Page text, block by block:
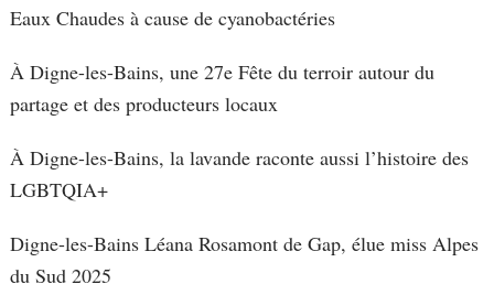
Eaux Chaudes à cause de cyanobactéries
À Digne-les-Bains, une 27e Fête du terroir autour du
partage et des producteurs locaux
À Digne-les-Bains, la lavande raconte aussi l’histoire des
LGBTQIA+
Digne-les-Bains Léana Rosamont de Gap, élue miss Alpes
du Sud 2025